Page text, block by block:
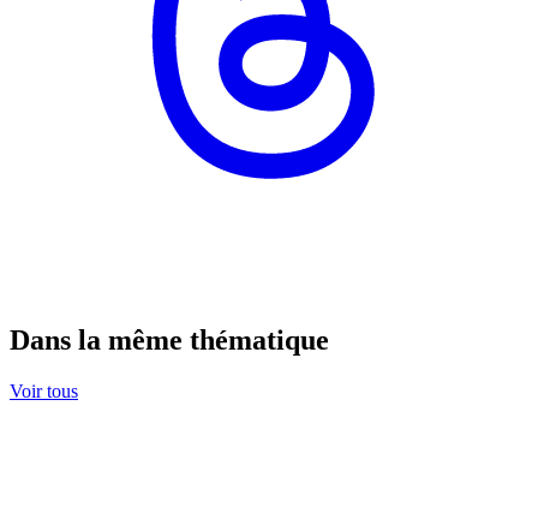
Dans la même thématique
Voir tous